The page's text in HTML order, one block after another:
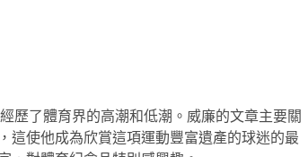
歷了體育界的高潮和低潮。威廉的文章主要關
這使他成為欣賞這項運動豐富遺產的球迷的最